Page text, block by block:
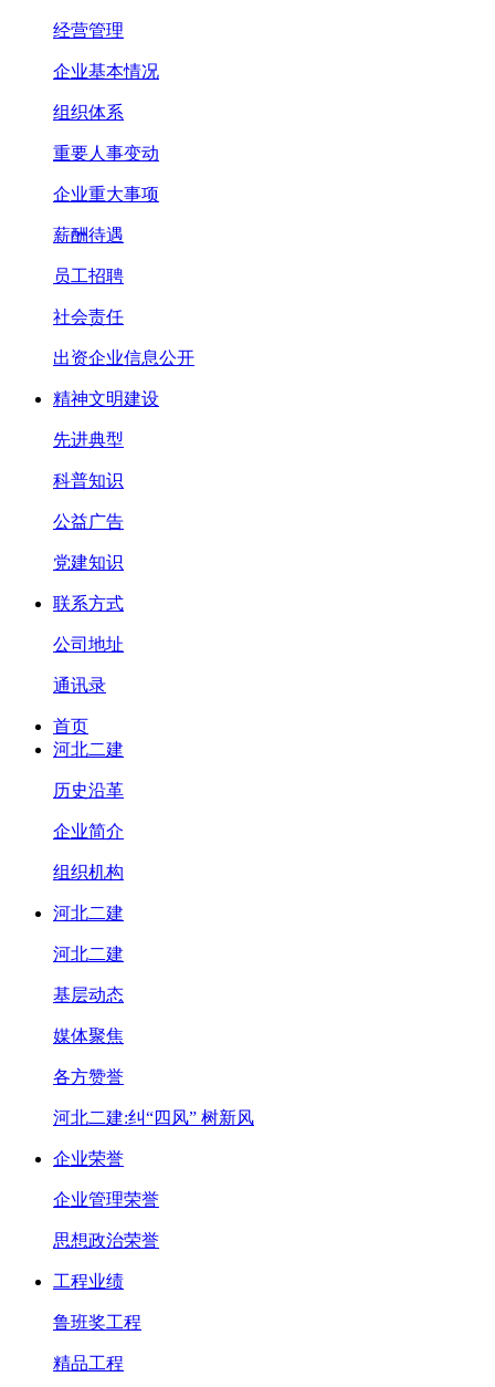
经营管理
企业基本情况
组织体系
重要人事变动
企业重大事项
薪酬待遇
员工招聘
社会责任
出资企业信息公开
精神文明建设
先进典型
科普知识
公益广告
党建知识
联系方式
公司地址
通讯录
首页
河北二建
历史沿革
企业简介
组织机构
河北二建
河北二建
基层动态
媒体聚焦
各方赞誉
河北二建:纠“四风” 树新风
企业荣誉
企业管理荣誉
思想政治荣誉
工程业绩
鲁班奖工程
精品工程